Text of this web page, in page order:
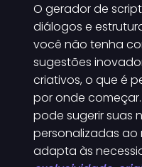
O gerador de
diálogos e
você não tenha
sugestões
criativos, o que é
por onde
pode sugerir suas
personalizadas ao
adapta às